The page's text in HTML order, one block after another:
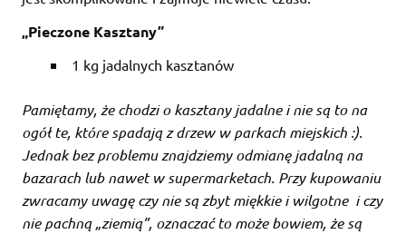
„Pieczone Kasztany”
1 kg jadalnych kasztanów
Pamiętamy, że chodzi o kasztany jadalne i nie są to na
ogół te, które spadają z drzew w parkach miejskich :).
Jednak bez problemu znajdziemy odmianę jadalną na
bazarach lub nawet w supermarketach. Przy kupowaniu
zwracamy uwagę czy nie są zbyt miękkie i wilgotne i czy
nie pachną „ziemią”, oznaczać to może bowiem, że są